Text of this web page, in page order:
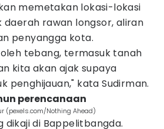
memetakan lokasi-lokasi
rawan longsor, aliran
penyangga kota.
tebang, termasuk tanah
kita akan ajak supaya
penghijauan," kata Sudirman.
perencanaan
Nothing Ahead)
dikaji di Bappelitbangda.